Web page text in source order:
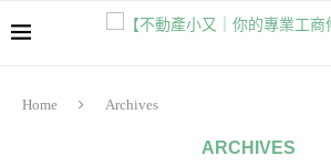
Home Archives
ARCHIVES